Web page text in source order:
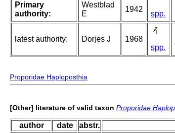
Primary
authority:
Westblad
E
1942
spp.
latest authority: Dorjes J
1968
spp.
Proporidae Haploposthia
[Other] literature of valid taxon Proporidae
author date abstr.